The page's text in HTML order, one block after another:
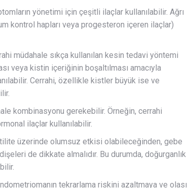
yönetimi için çeşitli ilaçlar kullanılabilir. Ağrı
kontrol hapları veya progesteron içeren ilaçlar)
müdahale sıkça kullanılan kesin tedavi yöntemi
veya kistin içeriğinin boşaltılması amacıyla
Cerrahi, özellikle kistler büyük ise ve
kombinasyonu gerekebilir. Örneğin, cerrahi
ilaçlar kullanılabilir.
üzerinde olumsuz etkisi olabileceğinden, gebe
de dikkate almalıdır. Bu durumda, doğurganlık
tekrarlama riskini azaltmaya ve olası